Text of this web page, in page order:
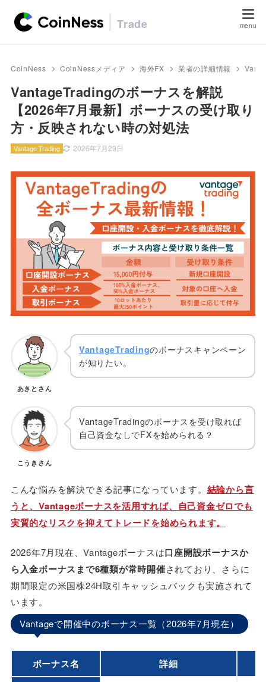
Trade
CoinNess CoinNessメディア 海外FX 業者の詳細情報
VantageTradingのボーナスを解説
【2026年7月最新】ボーナスの受け取り
方・反映されない時の対処法
2026年7月29日
Vantage Trading
あきとさん
VantageTradingのボーナスキャンペーン
が知りたい。
こうきさん
VantageTradingのボーナスを受け取れば
自己資金なしでFXを始められる？
こんな悩みを解決できる記事になっています。 結論から言
うと、Vantageボーナスを活用すれば、自己資金ゼロでも
実質的なリスクを抑えてトレードを始められます。
2026年7月現在、Vantageボーナスは口座開設ボーナスか
ら入金ボーナスまで6種類が常時開催されており、さらに
期間限定の米国株24H取引キャッシュバックも実施されて
います。
Vantageで開催中のボーナス一覧（2026年7月現在）
ボーナス名 詳細